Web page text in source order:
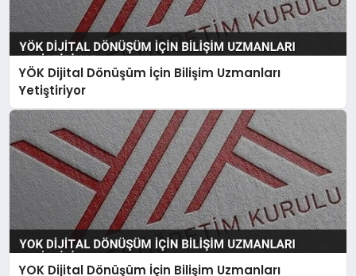
YÖK Dijital Dönüşüm İçin Bilişim Uzmanları
Yetiştiriyor
YOK Dijital Dönüşüm İçin Bilişim Uzmanları